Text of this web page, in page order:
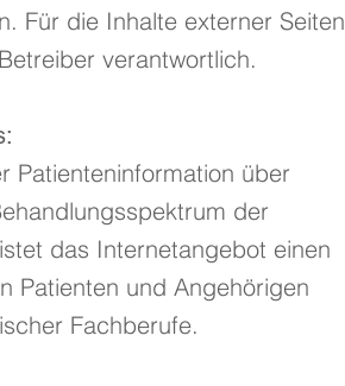
Für die Inhalte externer Seiten
verantwortlich.
Patienteninformation über
der
das Internetangebot einen
Patienten und Angehörigen
Fachberufe.